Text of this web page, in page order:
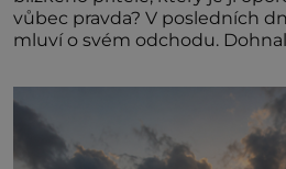
vůbec pravda? V posledních
mluví o